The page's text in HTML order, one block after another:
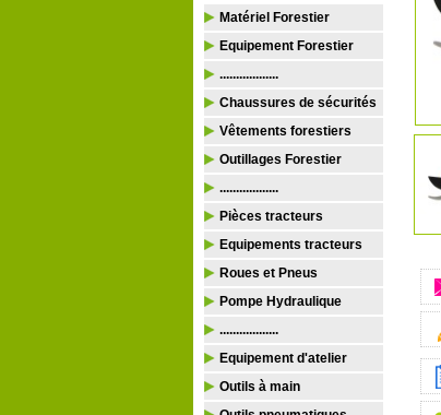
Matériel Forestier
Equipement Forestier
..................
Chaussures de sécurités
Vêtements forestiers
Outillages Forestier
..................
Pièces tracteurs
Equipements tracteurs
Roues et Pneus
Pompe Hydraulique
..................
Equipement d'atelier
Outils à main